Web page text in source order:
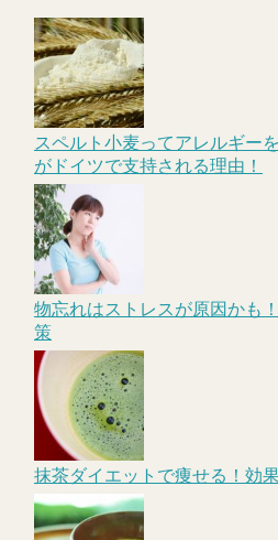
スペルト小麦ってアレルギー
がドイツで支持される理由！
物忘れはストレスが原因かも
策
抹茶ダイエットで痩せる！効